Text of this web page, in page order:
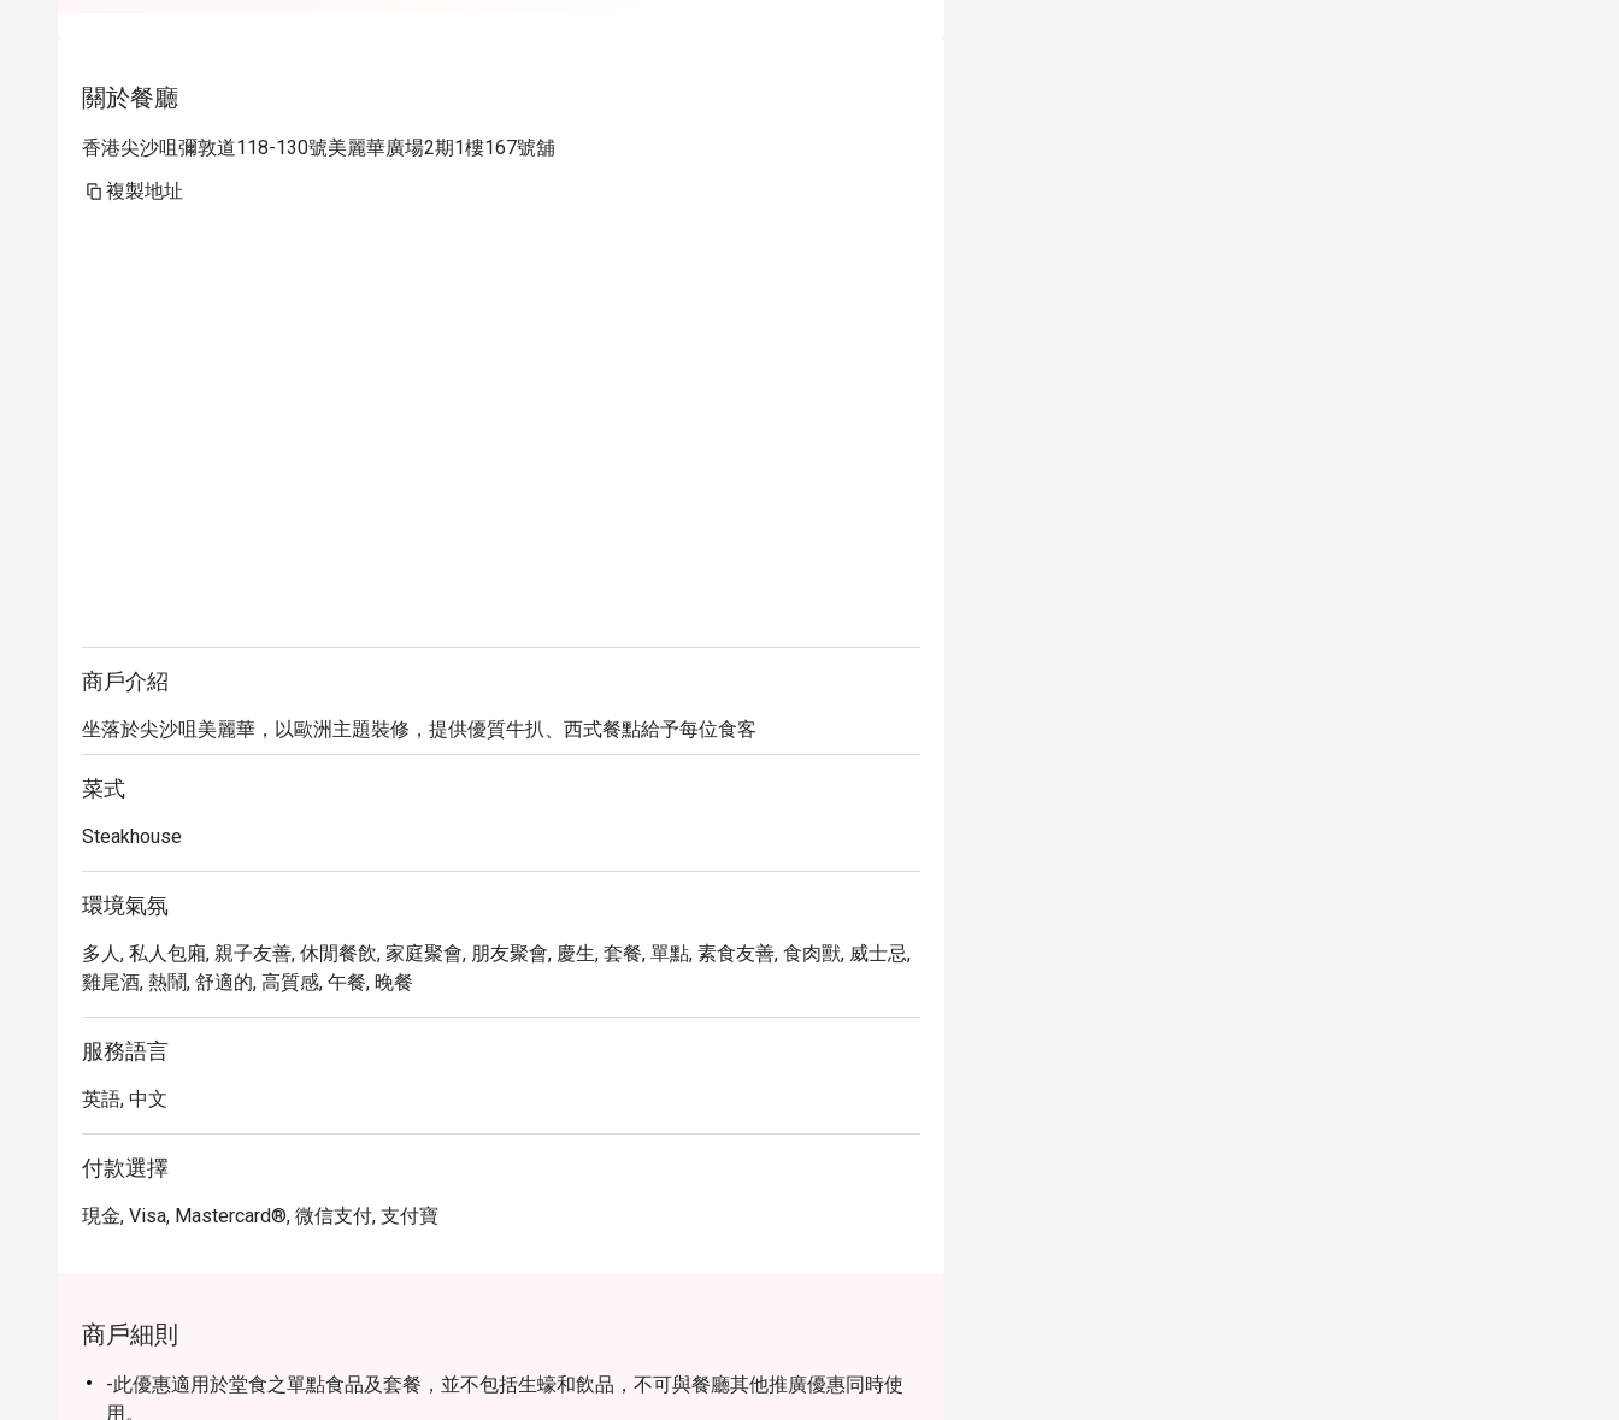
關於餐廳
香港尖沙咀彌敦道118-130號美麗華廣場2期1樓167號舖
複製地址
商戶介紹
坐落於尖沙咀美麗華，以歐洲主題裝修，提供優質牛扒、西式餐點給予每位食客
菜式
Steakhouse
環境氣氛
多人, 私人包廂, 親子友善, 休閒餐飲, 家庭聚會, 朋友聚會, 慶生, 套餐, 單點, 素食友善, 食肉獸, 威士忌,
雞尾酒, 熱鬧, 舒適的, 高質感, 午餐, 晚餐
服務語言
英語, 中文
付款選擇
現金, Visa, Mastercard®, 微信支付, 支付寶
商戶細則
-此優惠適用於堂食之單點食品及套餐，並不包括生蠔和飲品，不可與餐廳其他推廣優惠同時使
用。